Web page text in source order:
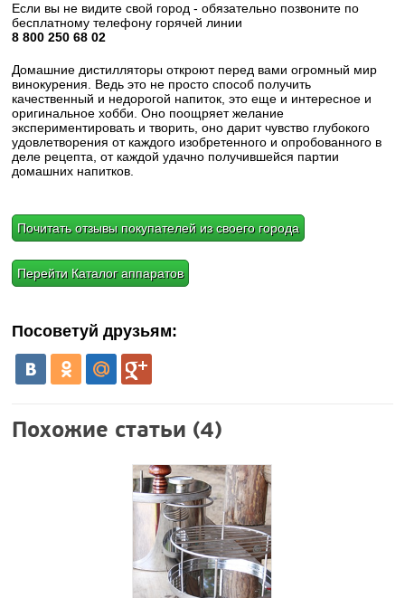
Если вы не видите свой город - обязательно позвоните по
бесплатному телефону горячей линии
8 800 250 68 02​
Домашние дистилляторы откроют перед вами огромный мир
винокурения. Ведь это не просто способ получить
качественный и недорогой напиток, это еще и интересное и
оригинальное хобби. Оно поощряет желание
экспериментировать и творить, оно дарит чувство глубокого
удовлетворения от каждого изобретенного и опробованного в
деле рецепта, от каждой удачно получившейся партии
домашних напитков.
Почитать отзывы покупателей из своего города
Перейти Каталог аппаратов
Посоветуй друзьям:
Похожие статьи (4)